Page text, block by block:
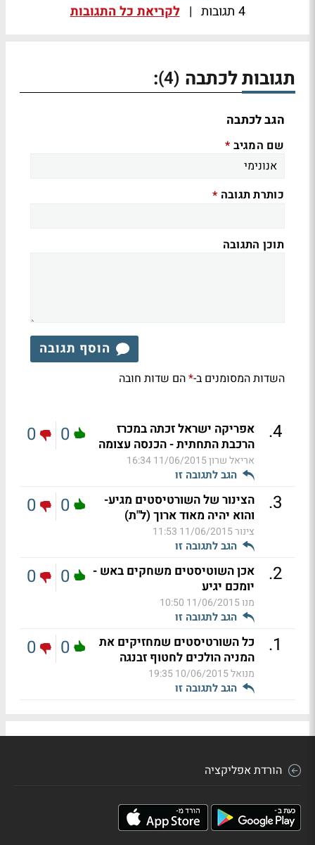
4 תגובות | לקריאת כל התגובות
תגובות לכתבה (4)
:
הגב לכתבה
שם המגיב *
כותרת תגובה *
תוכן התגובה
הוסף תגובה
השדות המסומנים ב-*הם שדות חובה
4
.
אפריקה ישראל זכתה במכרז
הרכבת התחתית - הכנסה עצומה
אריאל שרון11/06/2015 16:34
הגב לתגובה זו
0
0
3
.
הצינור של השורטיסטים מגיע-
והוא יהיה מאוד ארוך (ל"ת)
צינור11/06/2015 11:53
הגב לתגובה זו
0
0
2
.
אכן השוטיסטים משחקים באש -
יומכם יגיע
מנו11/06/2015 10:50
הגב לתגובה זו
0
0
1
.
כל השורטיסטים שמחזיקים את
המניה הולכים לחטוף זבנגה
מנואל10/06/2015 19:35
הגב לתגובה זו
0
0
הורדת אפליקציה